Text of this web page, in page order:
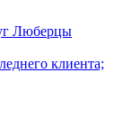
Люберцы
клиента;